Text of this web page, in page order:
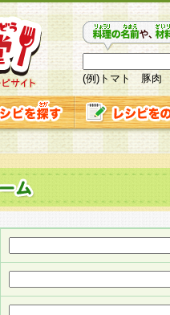
(例)トマト 豚肉